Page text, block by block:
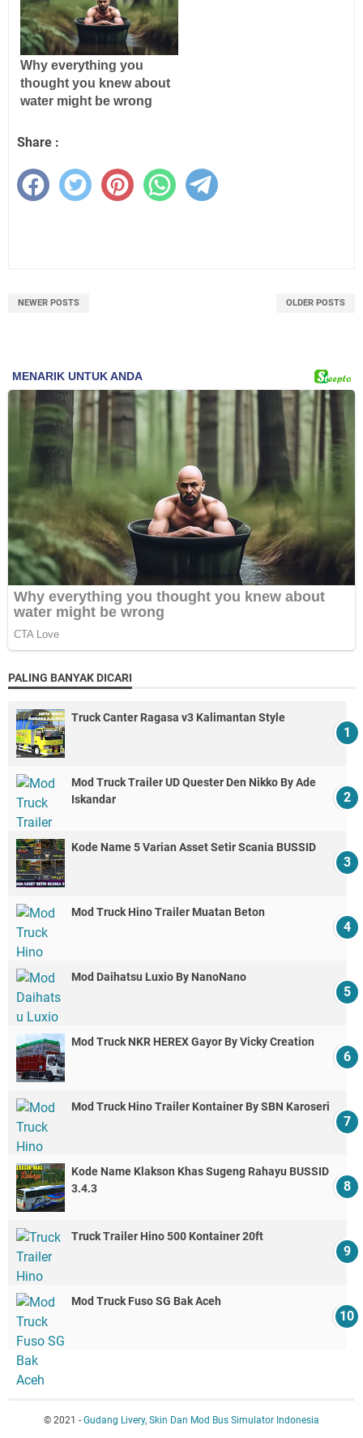
Share :
NEWER POSTS OLDER POSTS
PALING BANYAK DICARI
Truck Canter Ragasa v3 Kalimantan Style
Mod Truck Trailer UD Quester Den Nikko By Ade
Iskandar
Kode Name 5 Varian Asset Setir Scania BUSSID
Mod Truck Hino Trailer Muatan Beton
Mod Daihatsu Luxio By NanoNano
Mod Truck NKR HEREX Gayor By Vicky Creation
Mod Truck Hino Trailer Kontainer By SBN Karoseri
Kode Name Klakson Khas Sugeng Rahayu BUSSID
3.4.3
Truck Trailer Hino 500 Kontainer 20ft
Mod Truck Fuso SG Bak Aceh
© 2021 - Gudang Livery, Skin Dan Mod Bus Simulator Indonesia